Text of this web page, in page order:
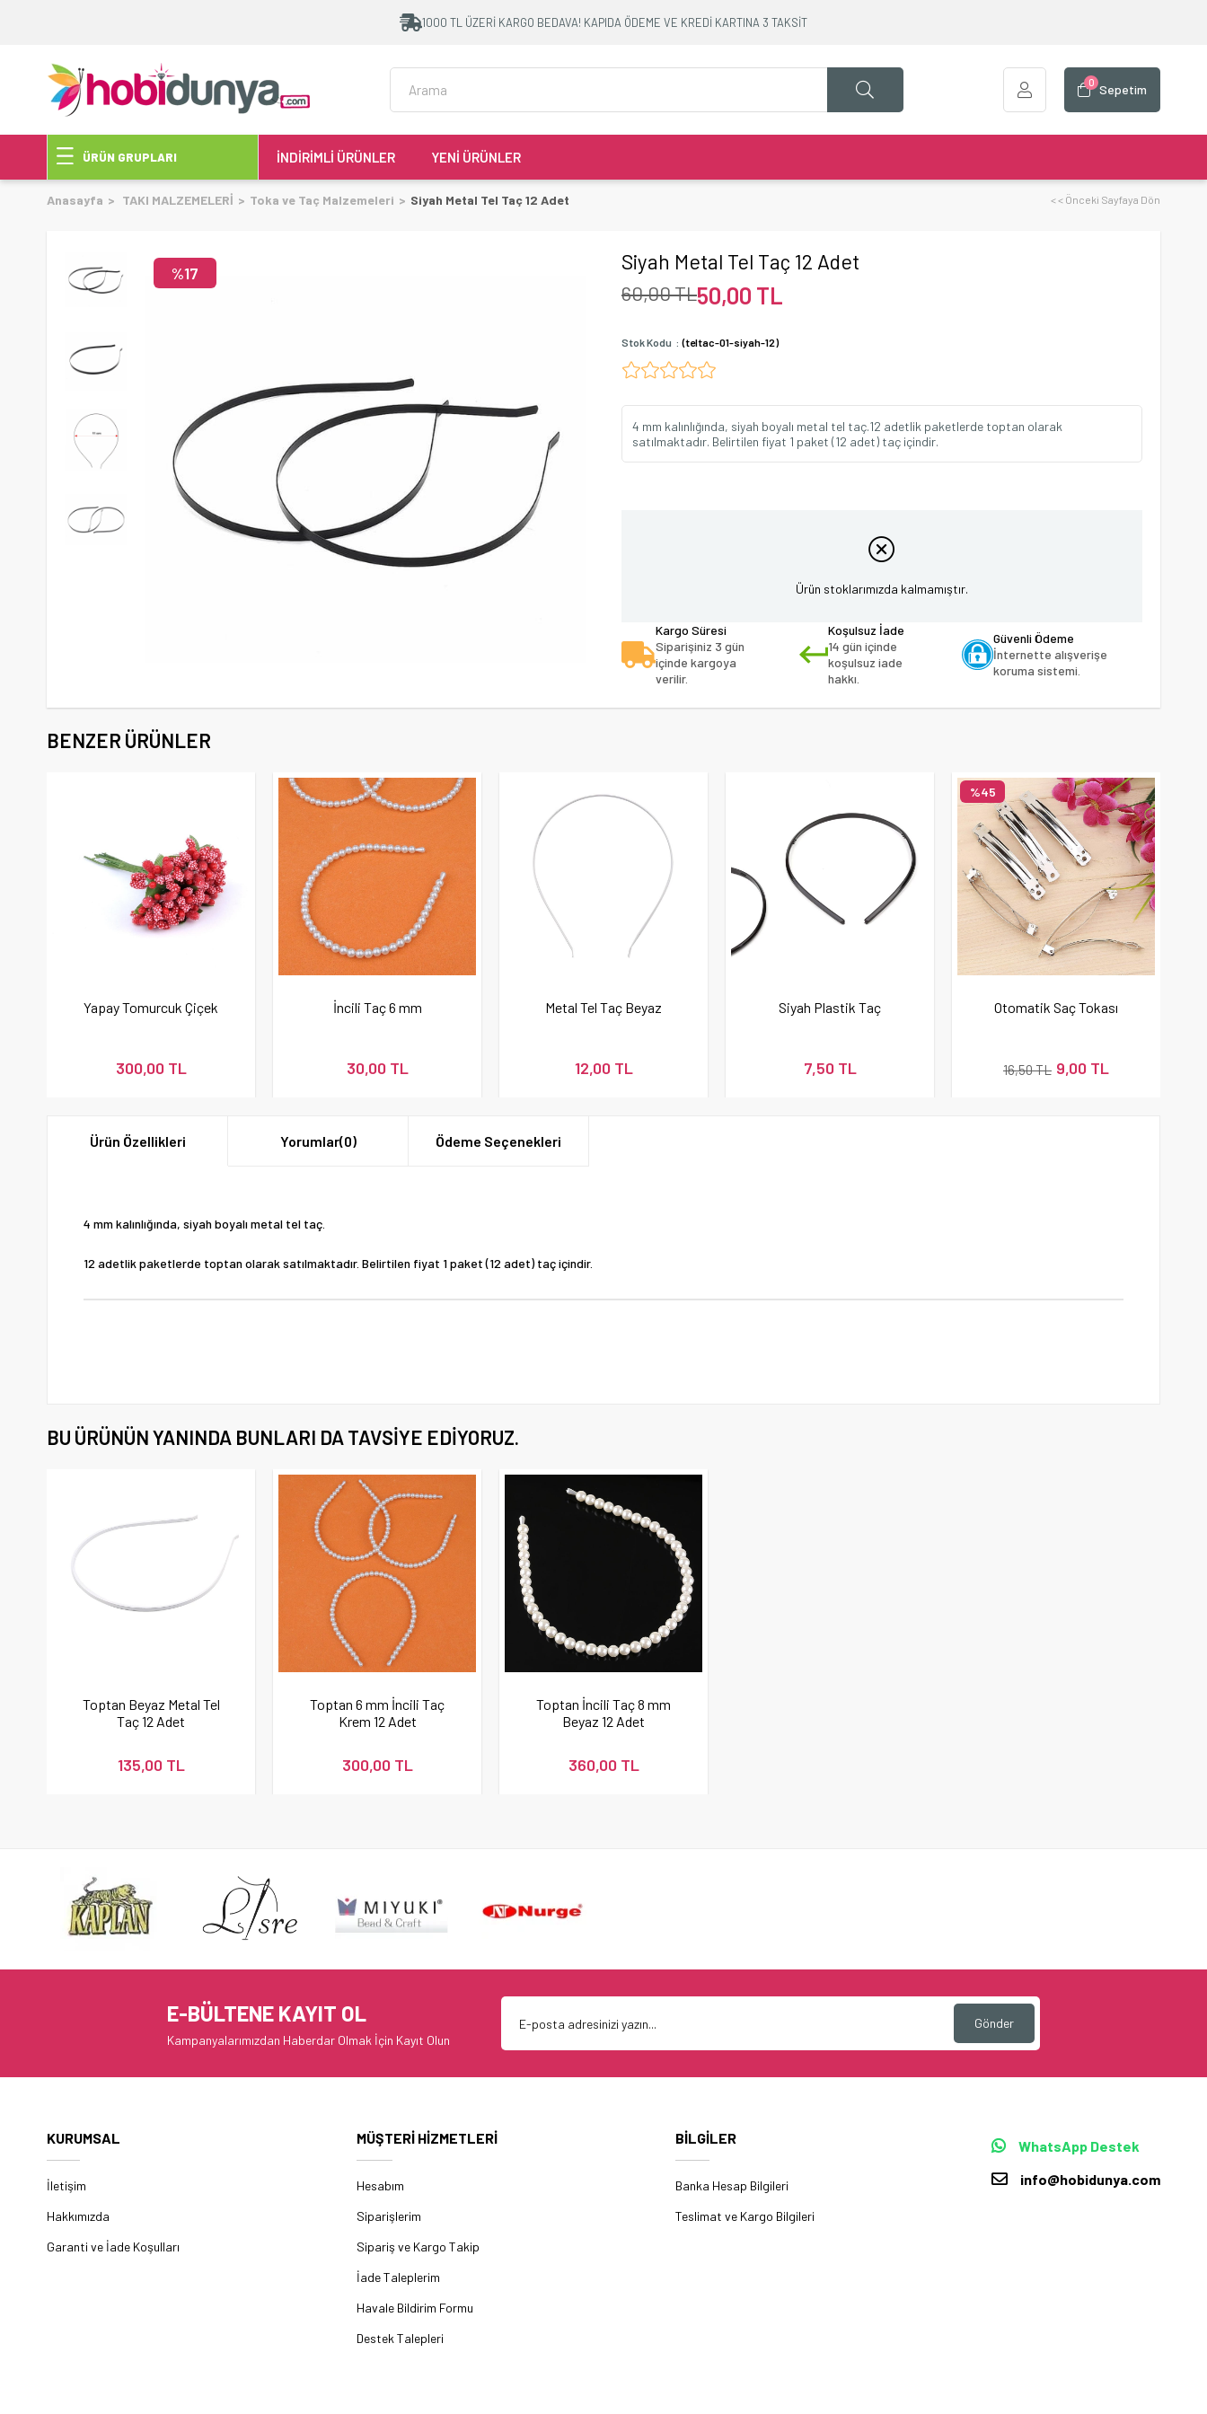
1000 TL ÜZERİ KARGO BEDAVA! KAPIDA ÖDEME VE KREDİ KARTINA 3 TAKSİT
Sepetim
0
ÜRÜN GRUPLARI İNDİRİMLİ ÜRÜNLER YENİ ÜRÜNLER
Anasayfa TAKI MALZEMELERİ Toka ve Taç Malzemeleri Siyah Metal Tel Taç 12 Adet < < Önceki Sayfaya Dön
17 Siyah Metal Tel Taç 12 Adet
60,00 TL50,00 TL
Stok Kodu (teltac-01-siyah-12)
4 mm kalınlığında, siyah boyalı metal tel taç.12 adetlik paketlerde toptan olarak
satılmaktadır. Belirtilen fiyat 1 paket (12 adet) taç içindir.
Ürün stoklarımızda kalmamıştır.
Kargo Süresi
Siparişiniz 3 gün
içinde kargoya
verilir.
Koşulsuz İade
14 gün içinde
koşulsuz iade
hakkı.
Güvenli Ödeme
İnternette alışverişe
koruma sistemi.
BENZER ÜRÜNLER
Yapay Tomurcuk Çiçek
300,00 TL
İncili Taç 6 mm
30,00 TL
Metal Tel Taç Beyaz
12,00 TL
Siyah Plastik Taç
7,50 TL
Otomatik Saç Tokası
9,00 TL
16,50 TL
%45
Ürün Özellikleri Yorumlar(0) Ödeme Seçenekleri
4 mm kalınlığında, siyah boyalı metal tel taç.
12 adetlik paketlerde toptan olarak satılmaktadır. Belirtilen fiyat 1 paket (12 adet) taç içindir.
BU ÜRÜNÜN YANINDA BUNLARI DA TAVSIYE EDIYORUZ.
Toptan Beyaz Metal Tel
Taç 12 Adet
135,00 TL
Toptan 6 mm İncili Taç
Krem 12 Adet
300,00 TL
Toptan İncili Taç 8 mm
Beyaz 12 Adet
360,00 TL
E-BÜLTENE KAYIT OL
Kampanyalarımızdan Haberdar Olmak İçin Kayıt Olun
Gönder
KURUMSAL
İletişim
Hakkımızda
Garanti ve İade Koşulları
MÜŞTERİ HİZMETLERİ
Hesabım
Siparişlerim
Sipariş ve Kargo Takip
İade Taleplerim
Havale Bildirim Formu
Destek Talepleri
BİLGİLER
Banka Hesap Bilgileri
Teslimat ve Kargo Bilgileri
WhatsApp Destek
info@hobidunya.com